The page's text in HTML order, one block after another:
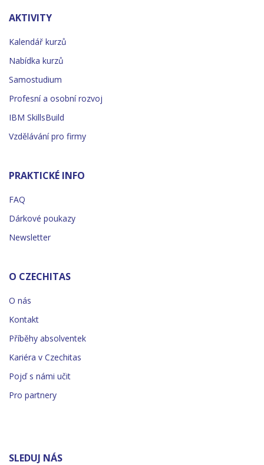
AKTIVITY
Kalendář kurzů
Nabídka kurzů
Samostudium
Profesní a osobní rozvoj
IBM SkillsBuild
Vzdělávání pro firmy
PRAKTICKÉ INFO
FAQ
Dárkové poukazy
Newsletter
O CZECHITAS
O nás
Kontakt
Příběhy absolventek
Kariéra v Czechitas
Pojď s námi učit
Pro partnery
SLEDUJ NÁS